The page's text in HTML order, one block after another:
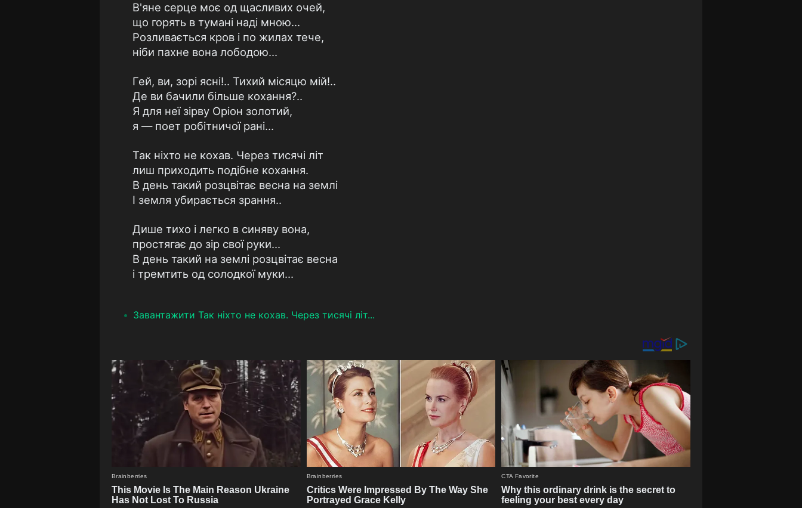
В'яне серце моє од щасливих очей,
що горять в тумані наді мною...
Розливається кров і по жилах тече,
ніби пахне вона лободою...
Гей, ви, зорі ясні!.. Тихий місяцю мій!..
Де ви бачили більше кохання?..
Я для неї зірву Оріон золотий,
я — поет робітничої рані...
Так ніхто не кохав. Через тисячі літ
лиш приходить подібне кохання.
В день такий розцвітає весна на землі
І земля убирається зрання..
Дише тихо і легко в синяву вона,
простягає до зір свої руки...
В день такий на землі розцвітає весна
і тремтить од солодкої муки...
Завантажити Так ніхто не кохав. Через тисячі літ...